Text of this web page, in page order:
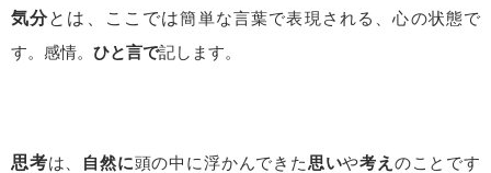
気分とは、ここでは簡単な言葉で表現される、心の状態で
す。感情。 ひと言で記します。
思考は、 自然に頭の中に浮かんできた思いや考え のことです